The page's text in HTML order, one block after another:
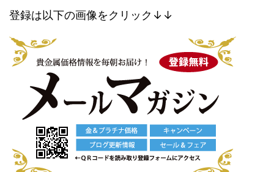
登録は以下の画像をクリック↓↓